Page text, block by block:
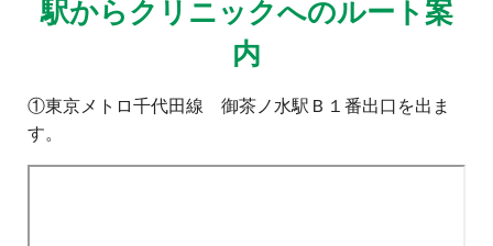
駅からクリニックへのルート案
内
①東京メトロ千代田線 御茶ノ水駅Ｂ１番出口を出ま
す。